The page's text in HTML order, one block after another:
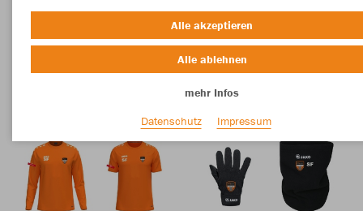
Alle akzeptieren
Alle ablehnen
mehr Infos
Datenschutz
Impressum